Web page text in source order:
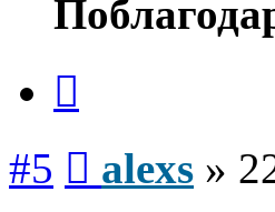
#5 alexs »